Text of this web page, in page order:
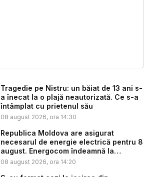
Tragedie pe Nistru: un băiat de 13 ani s-
a înecat la o plajă neautorizată. Ce s-a
întâmplat cu prietenul său
08 august 2026, ora 14:30
Republica Moldova are asigurat
necesarul de energie electrică pentru 8
august. Energocom îndeamnă la
consu...
08 august 2026, ora 14:20